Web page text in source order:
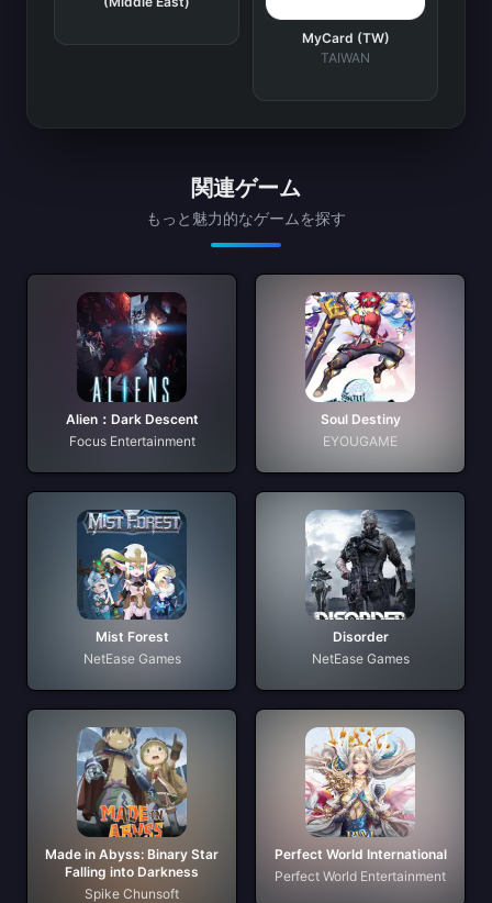
MyCard (TW)
TAIWAN
関連ゲーム
もっと魅力的なゲームを探す
Alien：Dark Descent
Focus Entertainment
Soul Destiny
EYOUGAME
Mist Forest
NetEase Games
Disorder
NetEase Games
Made in Abyss: Binary Star
Falling into Darkness
Spike Chunsoft
Perfect World International
Perfect World Entertainment